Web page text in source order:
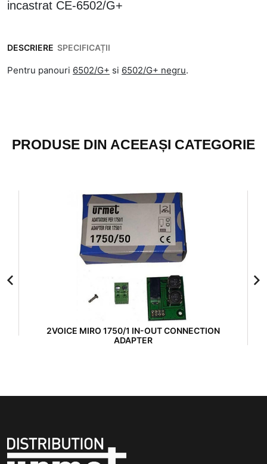
incastrat CE-6502/G+
DESCRIERE SPECIFICAȚII
Pentru panouri 6502/G+ si 6502/G+ negru.
PRODUSE DIN ACEEAȘI CATEGORIE
2VOICE MIRO 1750/1 IN-OUT CONNECTION
ADAPTER